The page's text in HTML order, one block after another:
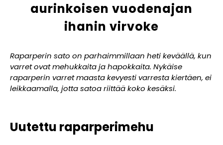
aurinkoisen vuodenajan
ihanin virvoke
Raparperin sato on parhaimmillaan heti keväällä, kun
varret ovat mehukkaita ja hapokkaita. Nykäise
raparperin varret maasta kevyesti varresta kiertäen, ei
leikkaamalla, jotta satoa riittää koko kesäksi.
Uutettu raparperimehu